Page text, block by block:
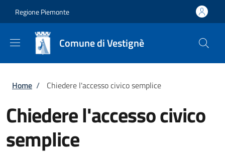
Regione Piemonte
Comune di Vestignè
Briciole di pane
Home / Chiedere l'accesso civico semplice
Chiedere l'accesso civico
semplice